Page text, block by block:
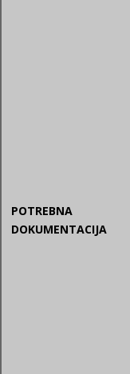
POTREBNA
DOKUMENTACIJA